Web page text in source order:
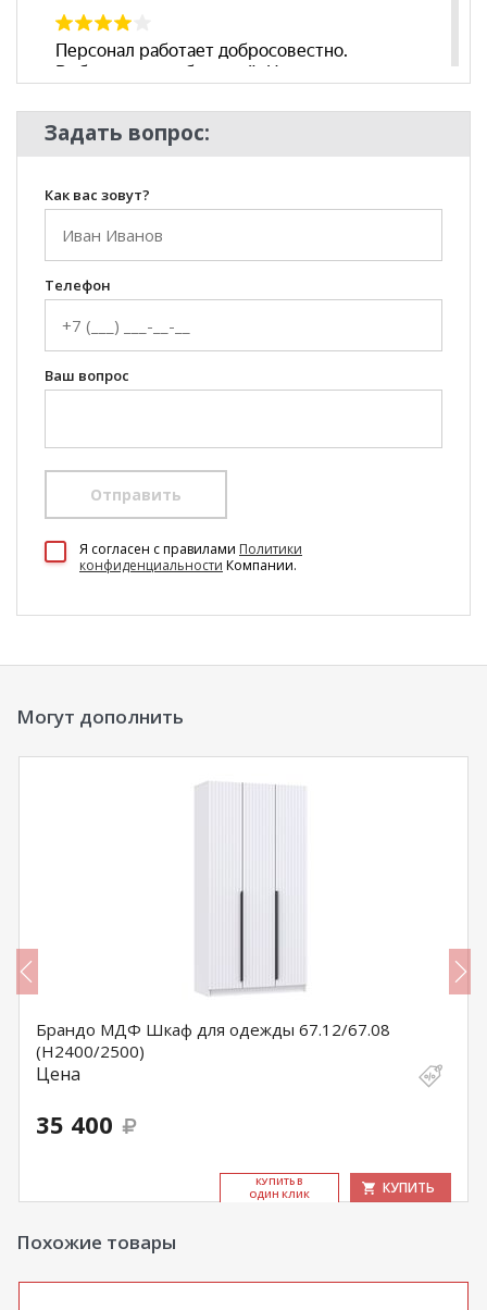
Задать вопрос:
Как вас зовут?
Телефон
Ваш вопрос
Отправить
Я согласен c правилами Политики
конфиденциальности Компании.
Могут дополнить
Брандо МДФ Шкаф для одежды 67.12/67.08
(Н2400/2500)
Цена
35 400
КУ­ПИТЬ В
ОДИН КЛИК
КУПИТЬ
Похожие товары